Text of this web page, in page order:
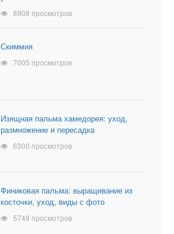
8908 просмотров
Скиммия
7005 просмотров
Изящная пальма хамедорея: уход,
размножение и пересадка
6300 просмотров
Финиковая пальма: выращивание из
косточки, уход, виды с фото
5749 просмотров